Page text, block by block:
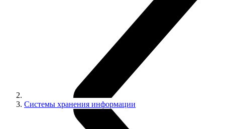
Системы хранения информации